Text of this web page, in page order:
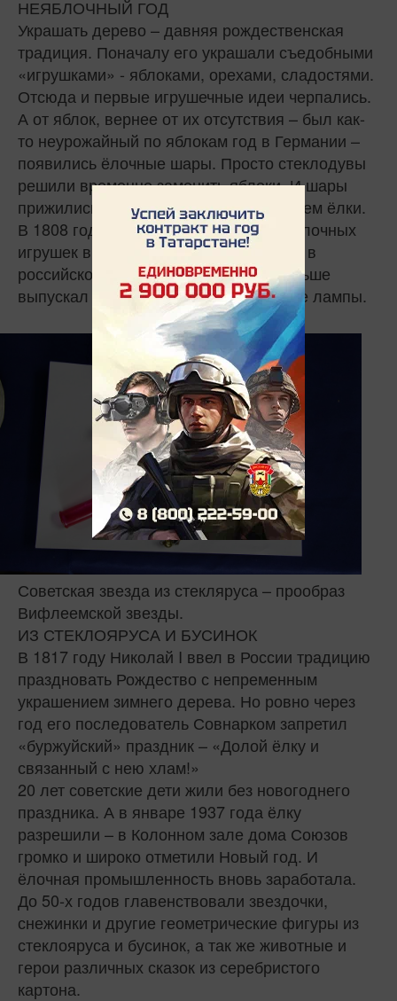
НЕЯБЛОЧНЫЙ ГОД
Украшать дерево – давняя рождественская
традиция. Поначалу его украшали съедобными
«игрушками» - яблоками, орехами, сладостями.
Отсюда и первые игрушечные идеи черпались.
А от яблок, вернее от их отсутствия – был как-
то неурожайный по яблокам год в Германии –
появились ёлочные шары. Просто стеклодувы
решили временно заменить яблоки. И шары
прижились, стали любимым украшением ёлки.
В 1808 году в процесс изготовления елочных
игрушек включился стекольный завод в
российском городе Клён, который раньше
выпускал исключительно керосиновые лампы.
Советская звезда из стекляруса – прообраз
Вифлеемской звезды.
ИЗ СТЕКЛОЯРУСА И БУСИНОК
В 1817 году Николай I ввел в России традицию
праздновать Рождество с непременным
украшением зимнего дерева. Но ровно через
год его последователь Совнарком запретил
«буржуйский» праздник – «Долой ёлку и
связанный с нею хлам!»
20 лет советские дети жили без новогоднего
праздника. А в январе 1937 года ёлку
разрешили – в Колонном зале дома Союзов
громко и широко отметили Новый год. И
ёлочная промышленность вновь заработала.
До 50-х годов главенствовали звездочки,
снежинки и другие геометрические фигуры из
стеклояруса и бусинок, а так же животные и
герои различных сказок из серебристого
картона.